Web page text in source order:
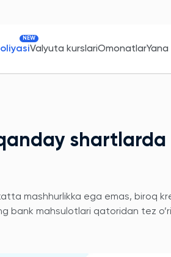
NEW
Valyuta kurslariOmonatlarYana
shartlarda
mashhurlikka ega emas, biroq
bank mahsulotlari qatoridan tez